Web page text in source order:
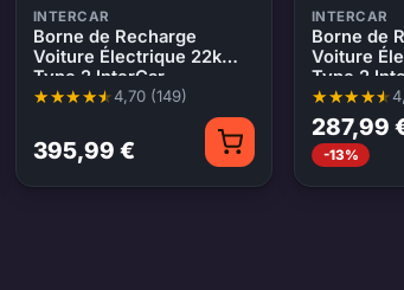
INTERCAR
Borne de Recharge
Voiture Électrique 22kW
Type 2 InterCar
4,70 (149)
Note moyenne 4,70 sur 5, 149 évaluations
395,99 €
INTERCAR
Borne de
Voiture
Type 2
Note
287,99
-13%